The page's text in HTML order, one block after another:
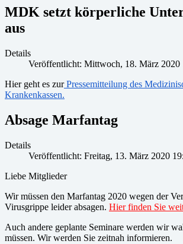
MDK setzt körperliche
aus
Details
Veröffentlicht: Mittwoch, 18. März 2020
Hier geht es zurPressemitteilung des
Krankenkassen.
Absage Marfantag
Details
Veröffentlicht: Freitag, 13. März 2020
Liebe Mitglieder
Wir müssen den Marfantag 2020 wegen der
Virusgrippe leider absagen. Hier finden Sie
Auch andere geplante Seminare werden wir
müssen. Wir werden Sie zeitnah informieren.